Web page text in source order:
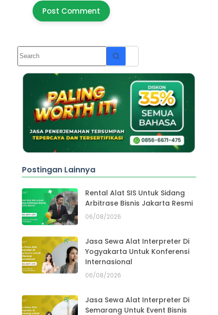
Post Comment
Postingan Lainnya
Rental Alat SIS Untuk Sidang
Arbitrase Bisnis Jakarta Resmi
06/08/2026
Jasa Sewa Alat Interpreter Di
Yogyakarta Untuk Konferensi
Internasional
06/08/2026
Jasa Sewa Alat Interpreter Di
Semarang Untuk Event Bisnis